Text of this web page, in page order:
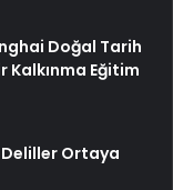
Doğal Tarih
Kalkınma Eğitim
Ortaya